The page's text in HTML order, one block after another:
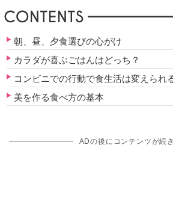
朝、昼、夕食選びの心がけ
カラダが喜ぶごはんはどっち？
コンビニでの行動で食生活は変えられ
美を作る食べ方の基本
ADの後にコンテンツが続